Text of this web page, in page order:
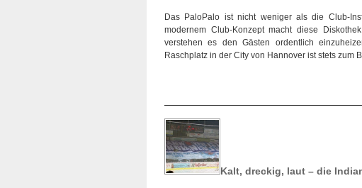
Das PaloPalo ist nicht weniger als die Club-
modernem Club-Konzept macht diese
verstehen es den Gästen ordentlich
Raschplatz in der City von Hannover ist stets zum
Kalt, dreckig, laut – die